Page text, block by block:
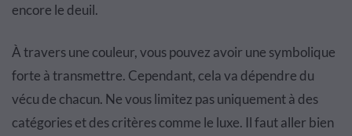
encore le deuil.
À travers une couleur, vous pouvez avoir une symbolique
forte à transmettre. Cependant, cela va dépendre du
vécu de chacun. Ne vous limitez pas uniquement à des
catégories et des critères comme le luxe. Il faut aller bien